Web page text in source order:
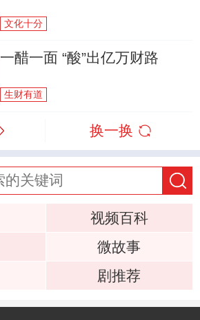
文化十分
一醋一面 “酸”出亿万财路
生财有道
换一换
视频百科
微故事
剧推荐